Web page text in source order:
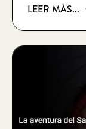
LEER MÁS...